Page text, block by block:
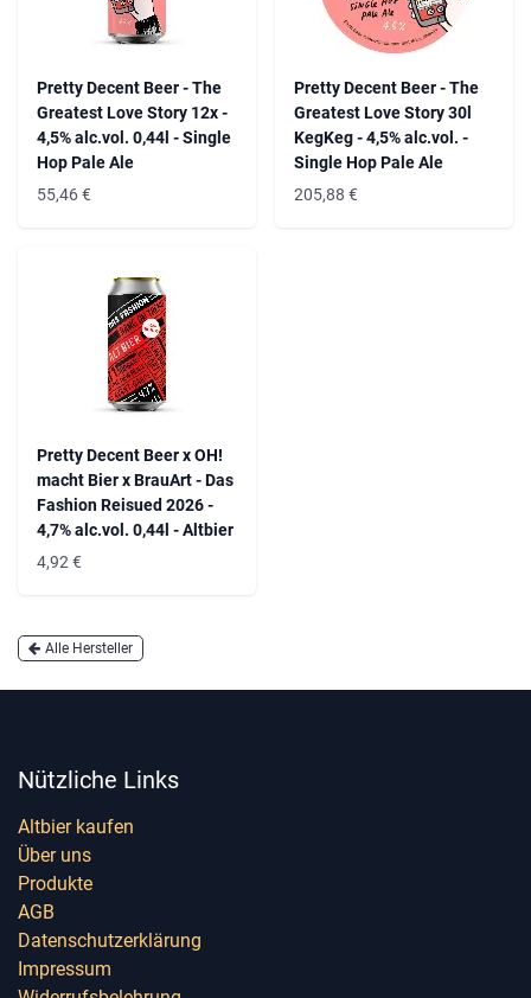
Pretty Decent Beer - The
Greatest Love Story 12x -
4,5% alc.vol. 0,44l - Single
Hop Pale Ale
55,46€
Pretty Decent Beer - The
Greatest Love Story 30l
KegKeg - 4,5% alc.vol. -
Single Hop Pale Ale
205,88 €
Pretty Decent Beer x OH!
macht Bier x BrauArt - Das
Fashion Reisued 2026 -
4,7% alc.vol. 0,44l - Altbier
4,92 €
Alle Hersteller
Nützliche Links
Altbier kaufen
Über uns
Produkte
AGB
Datenschutzerklärung
Impressum